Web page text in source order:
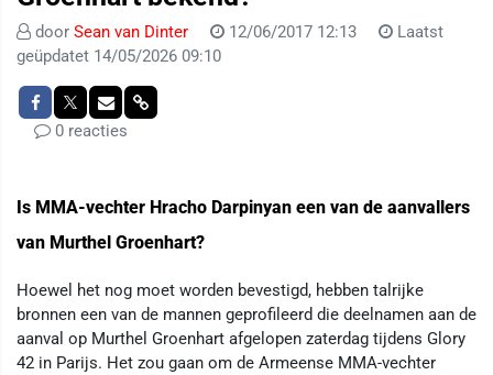
door Sean van Dinter 12/06/2017 12:13
Laatst
geüpdatet 14/05/2026 09:10
0 reacties
Is MMA-vechter Hracho Darpinyan een van de aanvallers
van Murthel Groenhart?
Hoewel het nog moet worden bevestigd, hebben talrijke
bronnen een van de mannen geprofileerd die deelnamen aan de
aanval op Murthel Groenhart afgelopen zaterdag tijdens Glory
42 in Parijs. Het zou gaan om de Armeense MMA-vechter